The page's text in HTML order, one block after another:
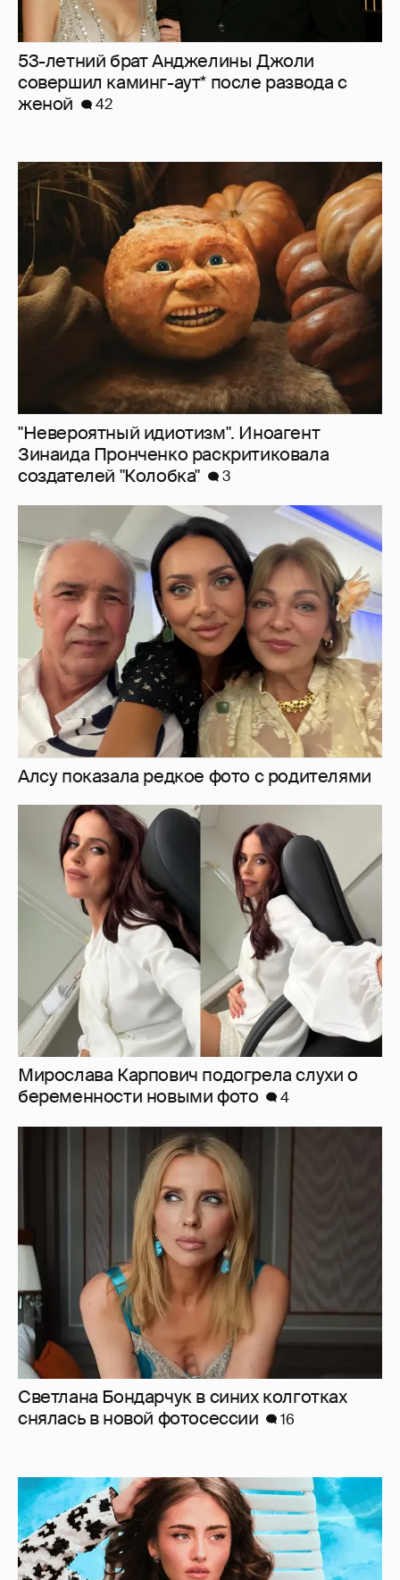
53-летний брат Анджелины Джоли
совершил каминг-аут* после развода с
женой
42
"Невероятный идиотизм". Иноагент
Зинаида Пронченко раскритиковала
создателей "Колобка"
3
Алсу показала редкое фото с родителями
Мирослава Карпович подогрела слухи о
беременности новыми фото
4
Светлана Бондарчук в синих колготках
снялась в новой фотосессии
16